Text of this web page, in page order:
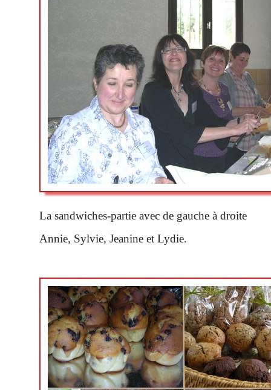
La sandwiches-partie avec de gauche à droite
Annie, Sylvie, Jeanine et Lydie.